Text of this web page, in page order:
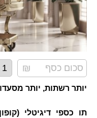
יותר רשתות, יותר
תו כספי דיגיטלי